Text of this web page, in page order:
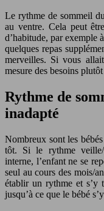
Le rythme de sommeil
au ventre. Cela peut
d’habitude, par exemple
quelques repas
merveilles. Si vous
mesure des besoins
Rythme de
inadapté
Nombreux sont les
tôt. Si le rythme veille/
interne, l’enfant ne se
seul au cours des mois/
établir un rythme et s’y
jusqu’à ce que le bébé